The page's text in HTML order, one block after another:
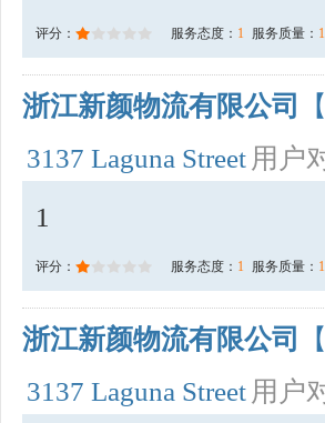
评分： 服务态度： 1 服务质量： 1
浙江新颜物流有限公司
3137 Laguna Street 用户
1
评分： 服务态度： 1 服务质量： 1
浙江新颜物流有限公司
3137 Laguna Street 用户